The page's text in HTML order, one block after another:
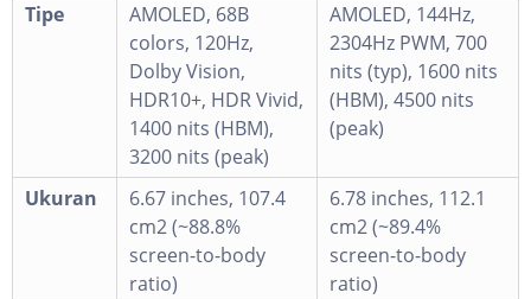
Tipe
AMOLED, 68B
colors, 120Hz,
Dolby Vision,
HDR10+, HDR Vivid,
1400 nits (HBM),
3200 nits (peak)
AMOLED, 144Hz,
2304Hz PWM, 700
nits (typ), 1600 nits
(HBM), 4500 nits
(peak)
Ukuran
6.67 inches, 107.4
cm2 (~88.8%
screen-to-body
ratio)
6.78 inches, 112.1
cm2 (~89.4%
screen-to-body
ratio)